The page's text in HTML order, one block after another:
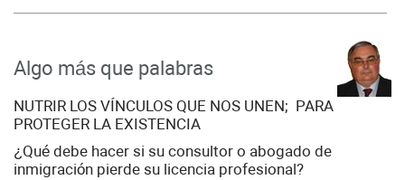
Algo más que palabras
NUTRIR LOS VÍNCULOS QUE NOS UNEN; PARA
PROTEGER LA EXISTENCIA
¿Qué debe hacer si su consultor o abogado de
inmigración pierde su licencia profesional?